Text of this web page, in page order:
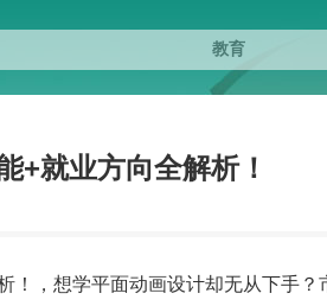
+就业方向全解析！
！，想学平面动画设计却无从下手？